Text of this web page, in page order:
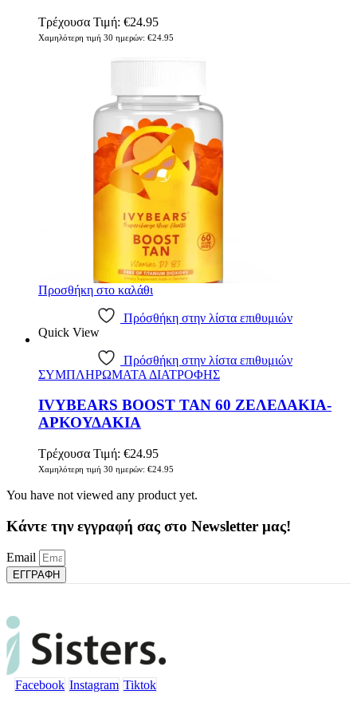
Τρέχουσα Τιμή: €24.95
Χαμηλότερη τιμή 30 ημερών: €24.95
Προσθήκη στο καλάθι
Πρόσθήκη στην λίστα επιθυμιών
Quick View
Πρόσθήκη στην λίστα επιθυμιών
ΣΥΜΠΛΗΡΩΜΑΤΑ ΔΙΑΤΡΟΦΗΣ
IVYBEARS BOOST TAN 60 ΖΕΛΕΔΑΚΙΑ-
ΑΡΚΟΥΔΑΚΙΑ
Τρέχουσα Τιμή: €24.95
Χαμηλότερη τιμή 30 ημερών: €24.95
You have not viewed any product yet.
Κάντε την εγγραφή σας στο Newsletter μας!
Email
ΕΓΓΡΑΦΗ
Facebook Instagram Tiktok